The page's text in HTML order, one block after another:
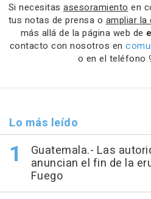
Si necesitas asesoramiento en
tus notas de prensa o ampliar la
más allá de la página web de
contacto con nosotros en
o en el teléfono
Lo más leído
Guatemala.- Las
anuncian el fin de la
Fuego